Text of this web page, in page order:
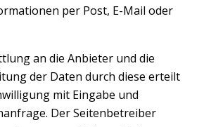
per Post, E-Mail oder
an die Anbieter und die
der Daten durch diese erteilt
mit Eingabe und
Der Seitenbetreiber